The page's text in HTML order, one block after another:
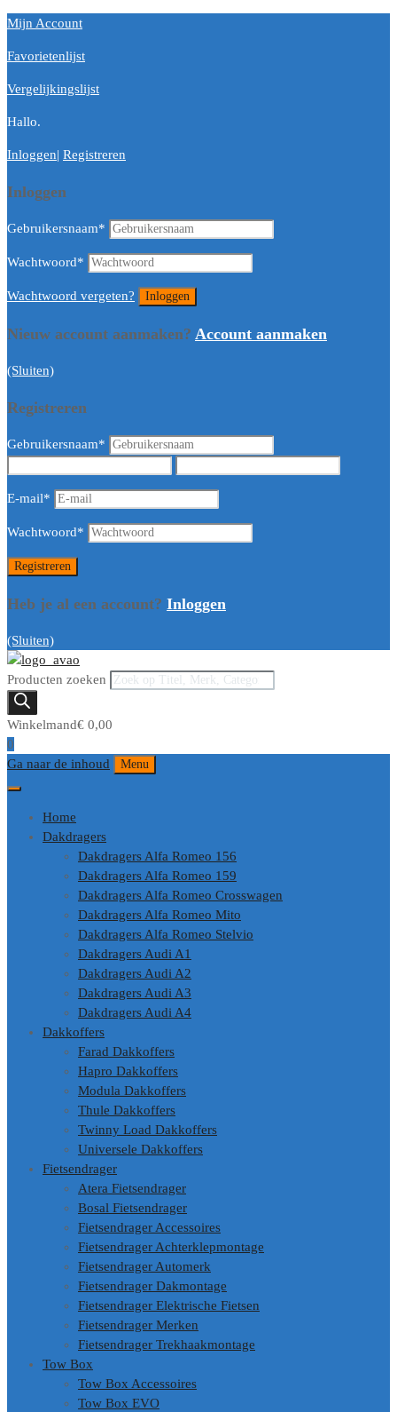
Mijn Account
Favorietenlijst
Vergelijkingslijst
Hallo.
Inloggen| Registreren
Inloggen
Gebruikersnaam*
Wachtwoord*
Wachtwoord vergeten?
Nieuw account aanmaken? Account aanmaken
(Sluiten)
Registreren
Gebruikersnaam*
E-mail*
Wachtwoord*
Heb je al een account? Inloggen
(Sluiten)
Producten zoeken
Winkelmand€ 0,00
0
Ga naar de inhoud
Menu
Home
Dakdragers
Dakdragers Alfa Romeo 156
Dakdragers Alfa Romeo 159
Dakdragers Alfa Romeo Crosswagen
Dakdragers Alfa Romeo Mito
Dakdragers Alfa Romeo Stelvio
Dakdragers Audi A1
Dakdragers Audi A2
Dakdragers Audi A3
Dakdragers Audi A4
Dakkoffers
Farad Dakkoffers
Hapro Dakkoffers
Modula Dakkoffers
Thule Dakkoffers
Twinny Load Dakkoffers
Universele Dakkoffers
Fietsendrager
Atera Fietsendrager
Bosal Fietsendrager
Fietsendrager Accessoires
Fietsendrager Achterklepmontage
Fietsendrager Automerk
Fietsendrager Dakmontage
Fietsendrager Elektrische Fietsen
Fietsendrager Merken
Fietsendrager Trekhaakmontage
Tow Box
Tow Box Accessoires
Tow Box EVO